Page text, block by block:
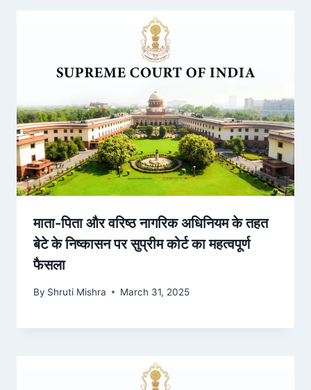
माता-पिता और वरिष्ठ नागरिक अधिनियम के तहत
बेटे के निष्कासन पर सुप्रीम कोर्ट का महत्वपूर्ण
फैसला
By Shruti Mishra March 31, 2025